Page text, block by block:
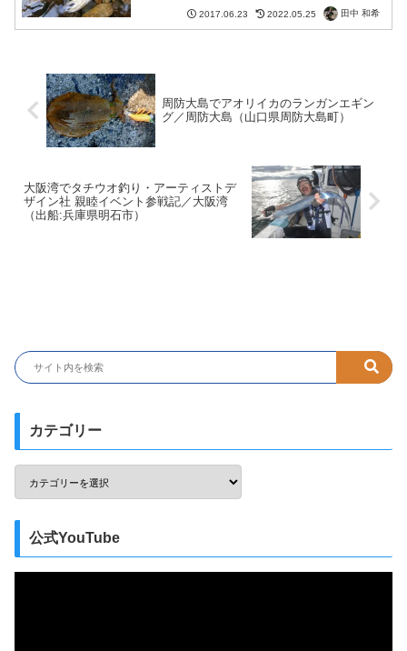
2017.06.23 2022.05.25 田中 和希
周防大島でアオリイカのランガンエギン
グ／周防大島（山口県周防大島町）
大阪湾でタチウオ釣り・アーティストデ
ザイン社 親睦イベント参戦記／大阪湾
（出船:兵庫県明石市）
カテゴリー
公式YouTube